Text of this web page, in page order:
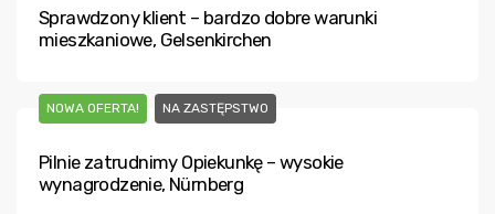
Sprawdzony klient – bardzo dobre warunki
mieszkaniowe, Gelsenkirchen
NOWA OFERTA! NA ZASTĘPSTWO
Pilnie zatrudnimy Opiekunkę – wysokie
wynagrodzenie, Nürnberg